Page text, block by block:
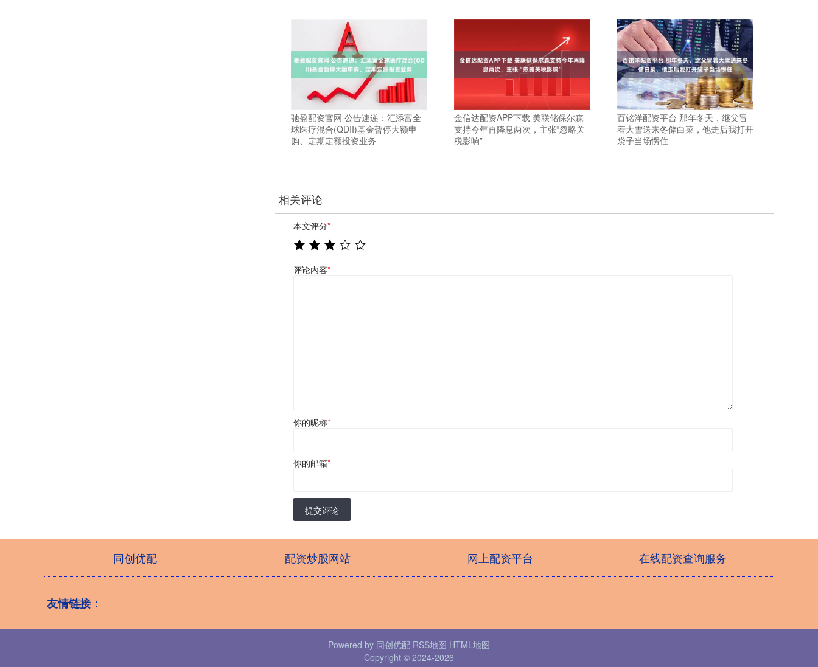
驰盈配资官网 公告速递：汇添富全
球医疗混合(QDII)基金暂停大额申
购、定期定额投资业务
金信达配资APP下载 美联储保尔森
支持今年再降息两次，主张“忽略关
税影响”
百铭洋配资平台 那年冬天，继父冒
着大雪送来冬储白菜，他走后我打开
袋子当场愣住
相关评论
本文评分*
评论内容*
你的昵称*
你的邮箱*
提交评论
同创优配 配资炒股网站 网上配资平台 在线配资查询服务
友情链接：
Powered by 同创优配 RSS地图 HTML地图
Copyright © 2024-2026